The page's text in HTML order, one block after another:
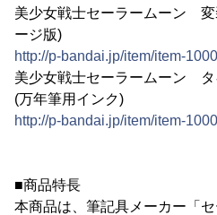
美少女戦士セーラームーン 変
ージ版)
http://p-bandai.jp/item/item-
美少女戦士セーラームーン タ
(万年筆用インク)
http://p-bandai.jp/item/item-
■商品特長
本商品は、筆記具メーカー「